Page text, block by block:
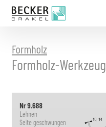
Direkt
Formholz
Formholz-Werkzeug
Nr 9.688
Lehnen
Seite geschwungen